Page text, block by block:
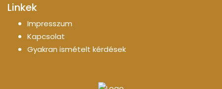
Linkek
Impresszum
Kapcsolat
Gyakran ismételt kérdések